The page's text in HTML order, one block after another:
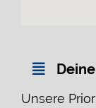
Unsere